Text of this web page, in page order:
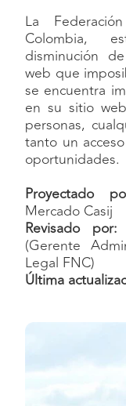
La
Colombia,
disminución
web que
se encuentra
en su sitio
personas,
tanto un
oportunidades.
Proyectado
Mercado Casij
Revisado por:
(Gerente
Legal FNC)
Última